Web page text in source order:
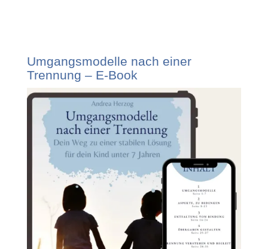
Umgangsmodelle nach einer
Trennung – E-Book